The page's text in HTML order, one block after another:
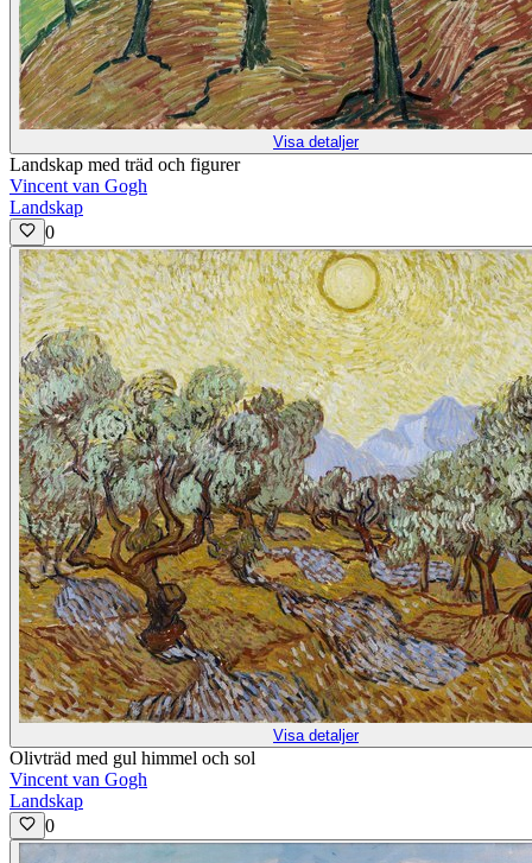
Visa detaljer
Landskap med träd och figurer
Vincent van Gogh
Landskap
0
Visa detaljer
Olivträd med gul himmel och sol
Vincent van Gogh
Landskap
0